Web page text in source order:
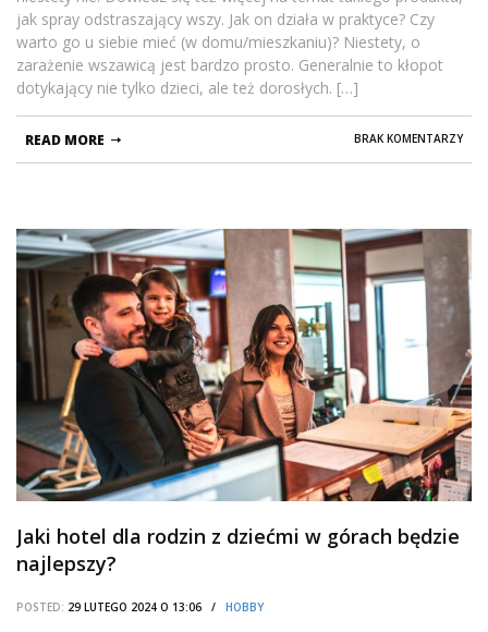
jak spray odstraszający wszy. Jak on działa w praktyce? Czy
warto go u siebie mieć (w domu/mieszkaniu)? Niestety, o
zarażenie wszawicą jest bardzo prosto. Generalnie to kłopot
dotykający nie tylko dzieci, ale też dorosłych. […]
BRAK KOMENTARZY
READ MORE
Jaki hotel dla rodzin z dziećmi w górach będzie
najlepszy?
POSTED: 29 LUTEGO 2024 O 13:06 / HOBBY